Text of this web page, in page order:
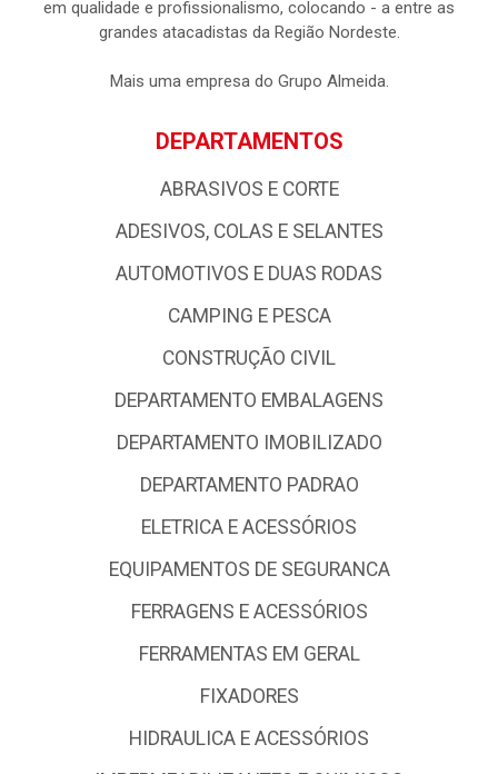
em qualidade e profissionalismo, colocando - a entre as
grandes atacadistas da Região Nordeste.
Mais uma empresa do Grupo Almeida.
DEPARTAMENTOS
ABRASIVOS E CORTE
ADESIVOS, COLAS E SELANTES
AUTOMOTIVOS E DUAS RODAS
CAMPING E PESCA
CONSTRUÇÃO CIVIL
DEPARTAMENTO EMBALAGENS
DEPARTAMENTO IMOBILIZADO
DEPARTAMENTO PADRAO
ELETRICA E ACESSÓRIOS
EQUIPAMENTOS DE SEGURANCA
FERRAGENS E ACESSÓRIOS
FERRAMENTAS EM GERAL
FIXADORES
HIDRAULICA E ACESSÓRIOS